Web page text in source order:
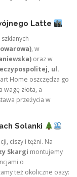
Latte
, w
oraz w
ul.
Home oszczędza go
złota, a
przeżycia w
Solanki
ciszy i tężni. Na
Skargi montujemy
o
też okoliczne oazy: